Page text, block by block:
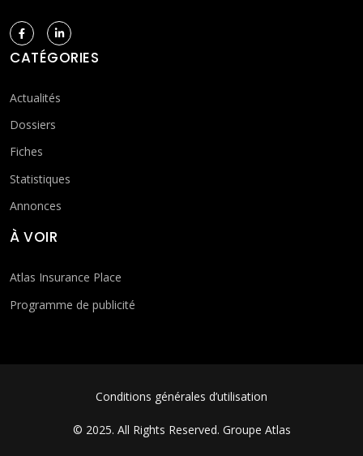
CATÉGORIES
Actualités
Dossiers
Fiches
Statistiques
Annonces
À VOIR
Atlas Insurance Place
Programme de publicité
FOOTER MENUConditions générales d’utilisation
© 2025. All Rights Reserved. Groupe Atlas